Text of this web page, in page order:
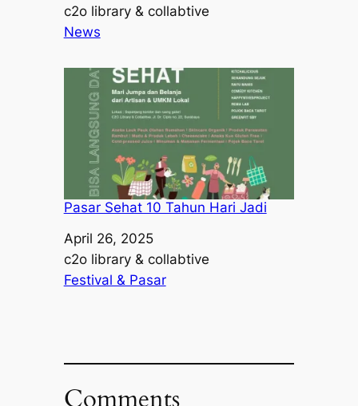
Author
c2o library & collabtive
In relation to
News
Pasar Sehat 10 Tahun Hari Jadi
Date
April 26, 2025
Author
c2o library & collabtive
In relation to
Festival & Pasar
Comments